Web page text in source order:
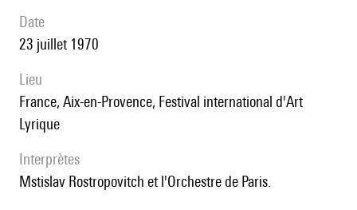
date
23 juillet 1970
lieu
France, Aix-en-Provence, Festival international d'Art
Lyrique
interprètes
Mstislav Rostropovitch et l'Orchestre de Paris.